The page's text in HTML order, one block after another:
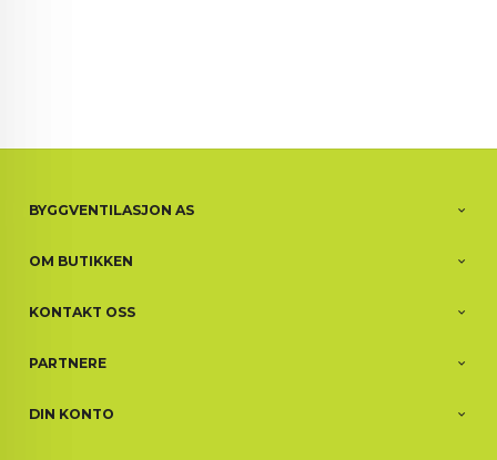
BYGGVENTILASJON AS
OM BUTIKKEN
KONTAKT OSS
PARTNERE
DIN KONTO